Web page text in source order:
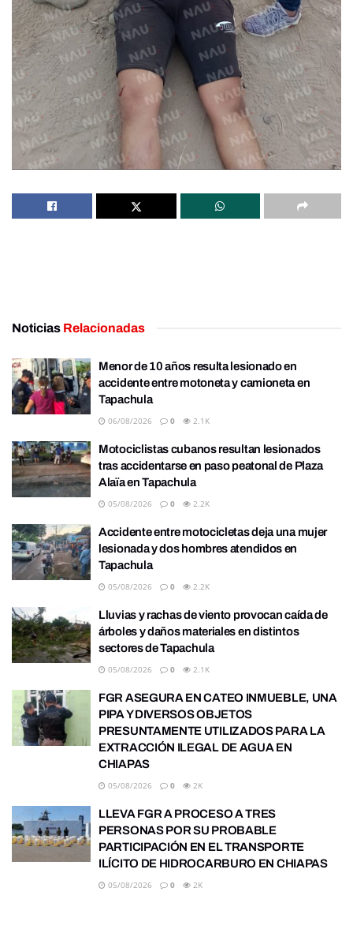
Noticias Relacionadas
Menor de 10 años resulta lesionado en
accidente entre motoneta y camioneta en
Tapachula
06/08/2026 0 2.1K
Motociclistas cubanos resultan lesionados
tras accidentarse en paso peatonal de Plaza
Alaïa en Tapachula
05/08/2026 0 2.2K
Accidente entre motocicletas deja una mujer
lesionada y dos hombres atendidos en
Tapachula
05/08/2026 0 2.2K
Lluvias y rachas de viento provocan caída de
árboles y daños materiales en distintos
sectores de Tapachula
05/08/2026 0 2.1K
FGR ASEGURA EN CATEO INMUEBLE, UNA
PIPA Y DIVERSOS OBJETOS
PRESUNTAMENTE UTILIZADOS PARA LA
EXTRACCIÓN ILEGAL DE AGUA EN
CHIAPAS
05/08/2026 0 2K
LLEVA FGR A PROCESO A TRES
PERSONAS POR SU PROBABLE
PARTICIPACIÓN EN EL TRANSPORTE
ILÍCITO DE HIDROCARBURO EN CHIAPAS
05/08/2026 0 2K